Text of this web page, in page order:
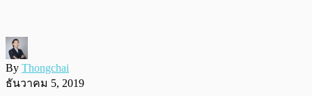
By Thongchai
ธันวาคม 5, 2019